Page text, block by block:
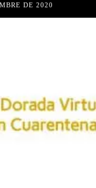
DE 2020